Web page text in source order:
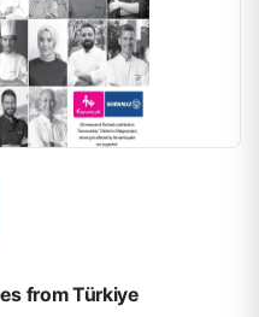
from Türkiye